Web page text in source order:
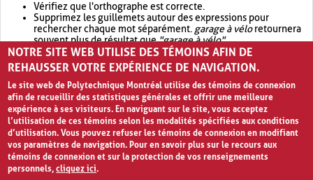
Vérifiez que l'orthographe est correcte.
Supprimez les guillemets autour des expressions pour
rechercher chaque mot séparément. garage à véloretournera
souvent plus de résultat que"garage à vélo".
Envisagez d'élargir votre recherche avec OR.garage OR vélo
retournera souvent plus de résultat quegarage à vélo
NOTRE SITE WEB UTILISE DES TÉMOINS AFIN DE
REHAUSSER VOTRE EXPÉRIENCE DE NAVIGATION.
Le site web de Polytechnique Montréal utilise des témoins de connexion
afin de recueillir des statistiques générales et offrir une meilleure
expérience à ses visiteurs. En naviguant sur le site, vous acceptez
l’utilisation de ces témoins selon les modalités spécifiées aux conditions
d’utilisation. Vous pouvez refuser les témoins de connexion en modifiant
vos paramètres de navigation. Pour en savoir plus sur le recours aux
témoins de connexion et sur la protection de vos renseignements
personnels,cliquez ici.